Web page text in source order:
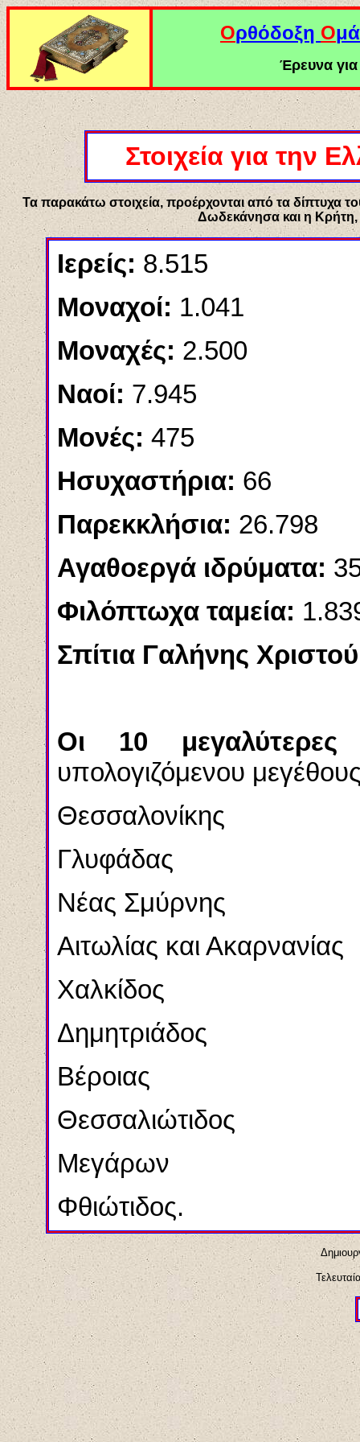
Ορθόδοξη Ο
Έρευνα για
Στοιχεία για την
Τα παρακάτω στοιχεία, προέρχονται από τα δίπτυχα
Δωδεκάνησα και η Κρήτη,
Ιερείς: 8.515
Μοναχοί: 1.041
Μοναχές: 2.500
Ναοί: 7.945
Μονές: 475
Ησυχαστήρια: 66
Παρεκκλήσια: 26.798
Αγαθοεργά ιδρύματα:
Φιλόπτωχα ταμεία:
Σπίτια Γαλήνης
Οι 10 μεγαλύτερες
υπολογιζόμενου
Θεσσαλονίκης
Γλυφάδας
Νέας Σμύρνης
Αιτωλίας και Ακαρνανίας
Χαλκίδος
Δημητριάδος
Βέροιας
Θεσσαλιώτιδος
Μεγάρων
Φθιώτιδος.